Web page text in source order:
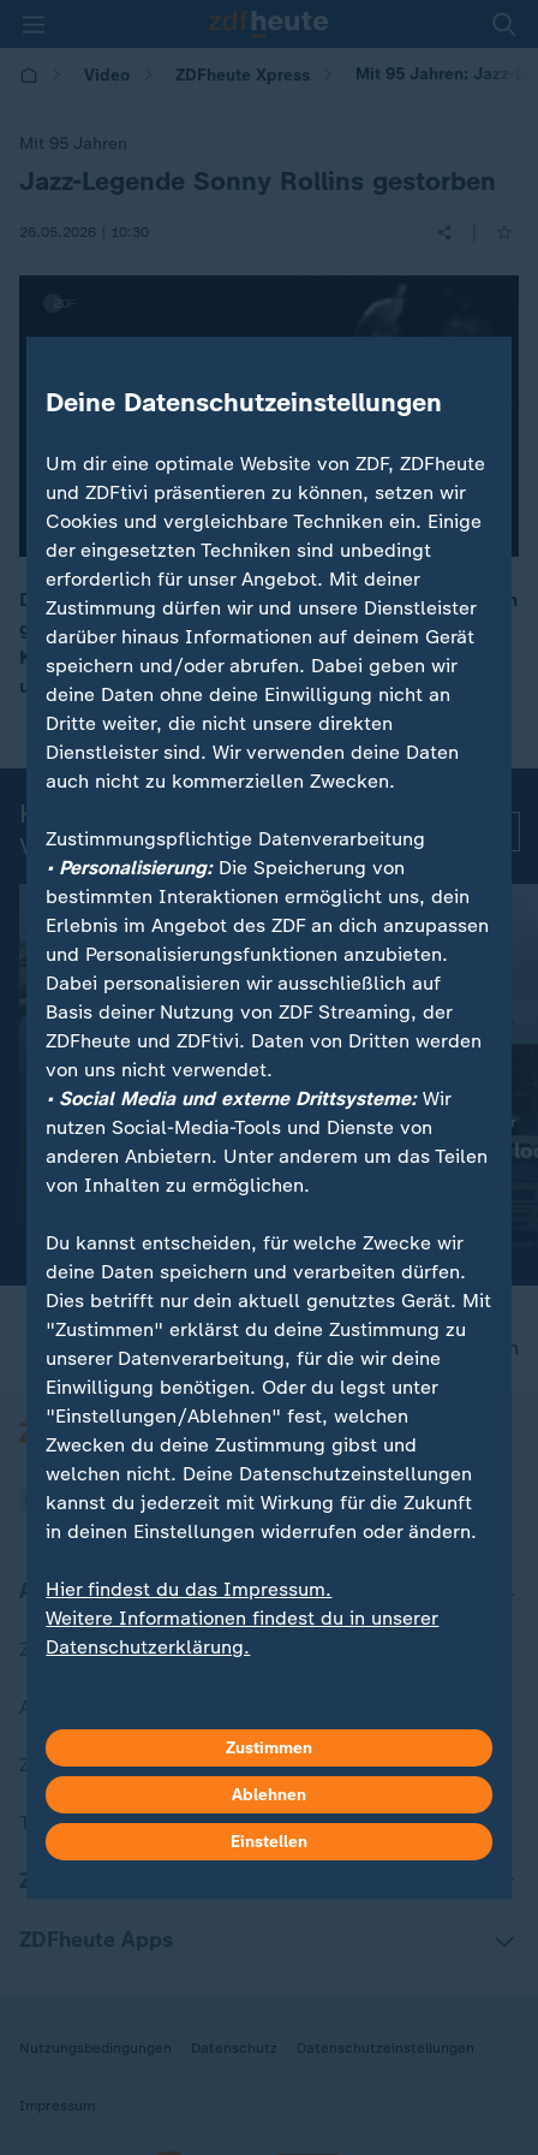
Video ZDFheute Xpress Mit 95 Jahren: Jazz-
Mit 95 Jahren
:
Jazz-Legende Sonny Rollins gestorben
26.05.2026 | 10:30
00:16
Der Saxofonist Sonny Rollins ist im Alter von 95 Jahren
gestorben. Der vielfach ausgezeichnete Musiker und
Komponist galt in der Jazzwelt mit seinem
unverwechselbaren Ton als "Saxofon-Koloss".
Kurznachrichten: Aktuelle
Videos
Wassermangel im Po :
Italien: Agrarproduktion ist
bedroht
Wegen Niedrigwasser
Bundesländer
nach oben
Aktuell bei ZDFheute
Zuletzt veröffentlicht
ZDFheute Stories
Themen im Überblick
Nutzungsbedingungen Datenschutz Datenschutzeinstellungen
Impressum
Deine Datenschutzeinstellungen
Um dir eine optimale Website von ZDF, ZDFheute
und ZDFtivi präsentieren zu können, setzen wir
Cookies und vergleichbare Techniken ein. Einige
der eingesetzten Techniken sind unbedingt
erforderlich für unser Angebot. Mit deiner
Zustimmung dürfen wir und unsere Dienstleister
darüber hinaus Informationen auf deinem Gerät
speichern und/oder abrufen. Dabei geben wir
deine Daten ohne deine Einwilligung nicht an
Dritte weiter, die nicht unsere direkten
Dienstleister sind. Wir verwenden deine Daten
auch nicht zu kommerziellen Zwecken.
Zustimmungspflichtige Datenverarbeitung
• Personalisierung:Die Speicherung von
bestimmten Interaktionen ermöglicht uns, dein
Erlebnis im Angebot des ZDF an dich anzupassen
und Personalisierungsfunktionen anzubieten.
Dabei personalisieren wir ausschließlich auf
Basis deiner Nutzung von ZDF Streaming, der
ZDFheute und ZDFtivi. Daten von Dritten werden
von uns nicht verwendet.
• Social Media und externe Drittsysteme:Wir
nutzen Social-Media-Tools und Dienste von
anderen Anbietern. Unter anderem um das Teilen
von Inhalten zu ermöglichen.
Du kannst entscheiden, für welche Zwecke wir
deine Daten speichern und verarbeiten dürfen.
Dies betrifft nur dein aktuell genutztes Gerät. Mit
"Zustimmen" erklärst du deine Zustimmung zu
unserer Datenverarbeitung, für die wir deine
Einwilligung benötigen. Oder du legst unter
"Einstellungen/Ablehnen" fest, welchen
Zwecken du deine Zustimmung gibst und
welchen nicht. Deine Datenschutzeinstellungen
kannst du jederzeit mit Wirkung für die Zukunft
in deinen Einstellungen widerrufen oder ändern.
Hier findest du das Impressum.
Weitere Informationen findest du in unserer
Datenschutzerklärung.
Zustimmen
Ablehnen
Einstellen